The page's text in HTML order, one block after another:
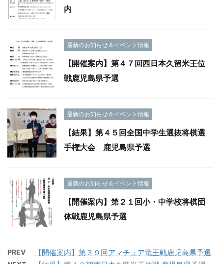
内
最新のお知らせ＆イベント情報
【開催案内】第４７回西日本久留米王位
戦鹿児島県予選
最新のお知らせ＆イベント情報
【結果】第４５回全国中学生選抜将棋選
手権大会 鹿児島県予選
最新のお知らせ＆イベント情報
【開催案内】第２１回小・中学校将棋団
体戦鹿児島県予選
PREV 【開催案内】第３９回アマチュア竜王戦鹿児島県予選